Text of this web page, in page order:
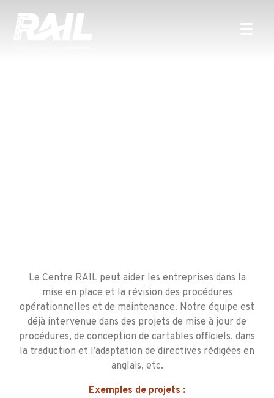
Le Centre RAIL peut aider les entreprises dans la
mise en place et la révision des procédures
opérationnelles et de maintenance. Notre équipe est
déjà intervenue dans des projets de mise à jour de
procédures, de conception de cartables officiels, dans
la traduction et l’adaptation de directives rédigées en
anglais, etc.
Exemples de projets :